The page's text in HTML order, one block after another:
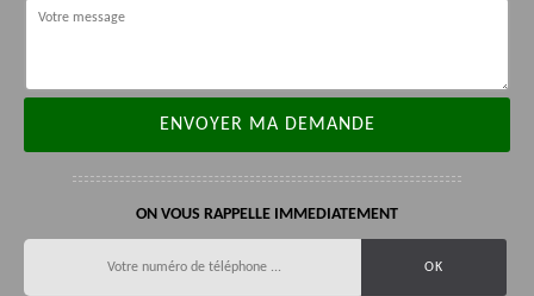
ON VOUS RAPPELLE IMMEDIATEMENT